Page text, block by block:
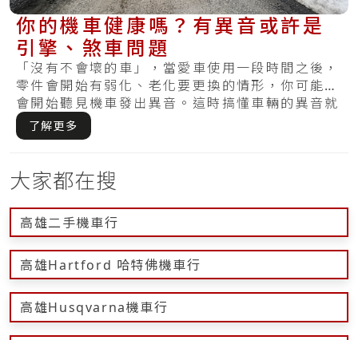
你的機車健康嗎？有異音或許是
引擎、煞車問題
「沒有不會壞的車」，當愛車使用一段時間之後，
零件會開始有弱化、老化要更換的情形，你可能也
會開始聽見機車發出異音。這時搞懂車輛的異音就
相當.....
了解更多
大家都在搜
高雄二手機車行
高雄Hartford 哈特佛機車行
高雄Husqvarna機車行